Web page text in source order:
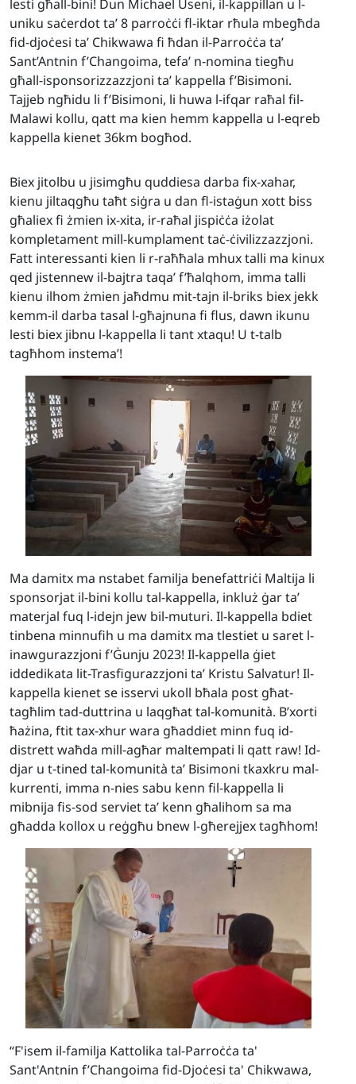
lesti għall-bini! Dun Michael Useni, il-kappillan u l-
uniku saċerdot ta’ 8 parroċċi fl-iktar rħula mbegħda
fid-djoċesi ta’ Chikwawa fi ħdan il-Parroċċa ta’
Sant’Antnin f’Changoima, tefa’ n-nomina tiegħu
għall-isponsorizzazzjoni ta’ kappella f’Bisimoni.
Tajjeb ngħidu li f’Bisimoni, li huwa l-ifqar raħal fil-
Malawi kollu, qatt ma kien hemm kappella u l-eqreb
kappella kienet 36km bogħod.
Biex jitolbu u jisimgħu quddiesa darba fix-xahar,
kienu jiltaqgħu taħt siġra u dan fl-istaġun xott biss
għaliex fi żmien ix-xita, ir-raħal jispiċċa iżolat
kompletament mill-kumplament taċ-ċivilizzazzjoni.
Fatt interessanti kien li r-raħħala mhux talli ma kinux
qed jistennew il-bajtra taqa’ f’ħalqhom, imma talli
kienu ilhom żmien jaħdmu mit-tajn il-briks biex jekk
kemm-il darba tasal l-għajnuna fi flus, dawn ikunu
lesti biex jibnu l-kappella li tant xtaqu! U t-talb
tagħhom instema’!
Ma damitx ma nstabet familja benefattriċi Maltija li
sponsorjat il-bini kollu tal-kappella, inkluż ġar ta’
materjal fuq l-idejn jew bil-muturi. Il-kappella bdiet
tinbena minnufih u ma damitx ma tlestiet u saret l-
inawgurazzjoni f’Ġunju 2023! Il-kappella ġiet
iddedikata lit-Trasfigurazzjoni ta’ Kristu Salvatur! Il-
kappella kienet se isservi ukoll bħala post għat-
tagħlim tad-duttrina u laqgħat tal-komunità. B’xorti
ħażina, ftit tax-xhur wara għaddiet minn fuq id-
distrett waħda mill-agħar maltempati li qatt raw! Id-
djar u t-tined tal-komunità ta’ Bisimoni tkaxkru mal-
kurrenti, imma n-nies sabu kenn fil-kappella li
mibnija fis-sod serviet ta’ kenn għalihom sa ma
għadda kollox u reġgħu bnew l-għerejjex tagħhom!
“F'isem il-familja Kattolika tal-Parroċċa ta'
Sant'Antnin f’Changoima fid-Djoċesi ta' Chikwawa,